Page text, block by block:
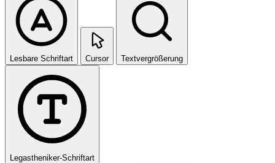
Lesbare Schriftart Cursor Textvergrößerung
Legastheniker-Schriftart